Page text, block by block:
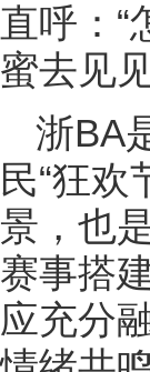
直呼：“
蜜去见
浙BA
民“狂欢
景，也
赛事搭
应充分